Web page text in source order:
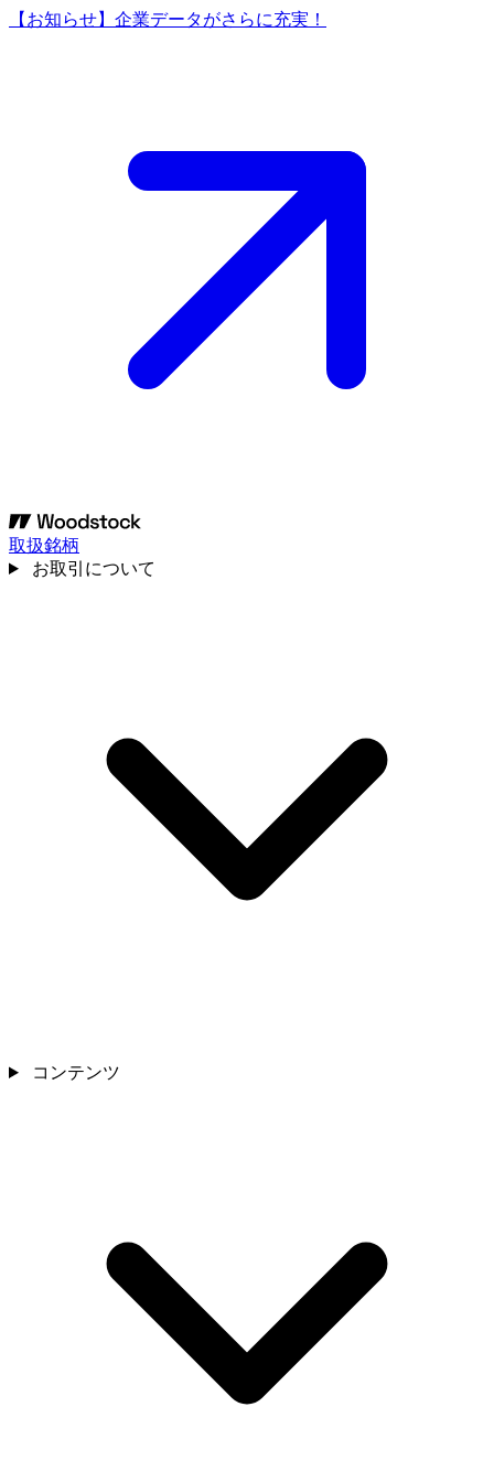
【お知らせ】企業データがさらに充実！
取扱銘柄
お取引について
コンテンツ